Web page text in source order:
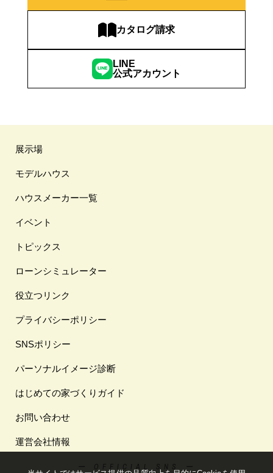
カタログ請求
LINE
公式アカウント
展示場
モデルハウス
ハウスメーカー一覧
イベント
トピックス
ローンシミュレーター
役立つリンク
プライバシーポリシー
SNSポリシー
パーソナルイメージ診断
はじめての家づくりガイド
お問い合わせ
運営会社情報
ー OFFICIAL SNS ー